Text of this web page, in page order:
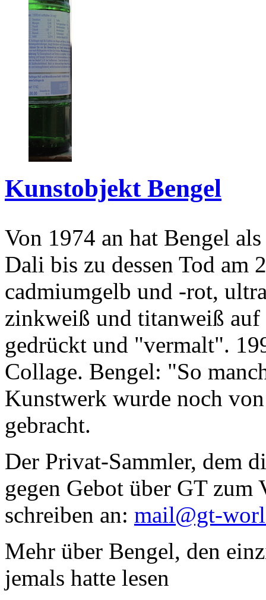
Kunstobjekt Bengel
Von 1974 an hat Bengel
Dali bis zu dessen Tod am
cadmiumgelb und -rot,
zinkweiß und titanweiß
gedrückt und "vermalt".
Collage. Bengel: "So
Kunstwerk wurde noch
gebracht.
Der Privat-Sammler, dem
gegen Gebot über GT zum
schreiben an: mail@gt-
Mehr über Bengel, den
jemals hatte lesen